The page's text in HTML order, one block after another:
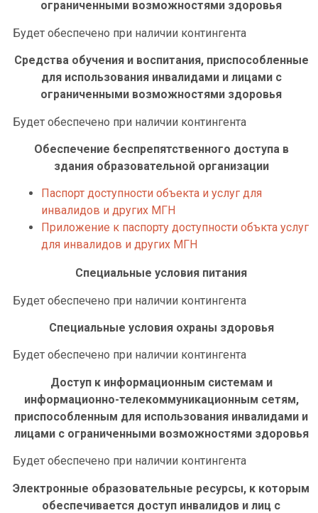
ограниченными возможностями здоровья
Будет обеспечено при наличии контингента
Средства обучения и воспитания, приспособленные
для использования инвалидами и лицами с
ограниченными возможностями здоровья
Будет обеспечено при наличии контингента
Обеспечение беспрепятственного доступа в
здания образовательной организации
Паспорт доступности объекта и услуг для
инвалидов и других МГН
Приложение к паспорту доступности объкта услуг
для инвалидов и других МГН
Специальные условия питания
Будет обеспечено при наличии контингента
Специальные условия охраны здоровья
Будет обеспечено при наличии контингента
Доступ к информационным системам и
информационно-телекоммуникационным сетям,
приспособленным для использования инвалидами и
лицами с ограниченными возможностями здоровья
Будет обеспечено при наличии контингента
Электронные образовательные ресурсы, к которым
обеспечивается доступ инвалидов и лиц с